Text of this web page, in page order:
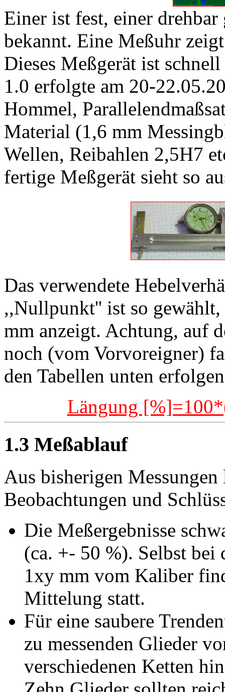
Einer ist fest, einer
bekannt. Eine Meßuhr
Dieses Meßgerät ist
1.0 erfolgte am 20-
Hommel,
Material (1,6 mm
Wellen, Reibahlen 2,5H7
fertige Meßgerät sieht so
Das verwendete
,,Nullpunkt'' ist so
mm anzeigt. Achtung, auf
noch (vom Vorvoreigner)
den Tabellen unten
Längung
1.3 Meßablauf
Aus bisherigen
Beobachtungen und
Die Meßergebnisse
(ca. +- 50 %). Selbst
1xy mm vom Kaliber
Mittelung statt.
Für eine saubere
zu messenden Glieder
verschiedenen Ketten